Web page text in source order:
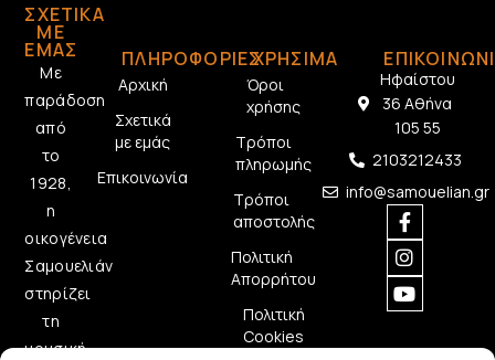
ΣΧΕΤΙΚΆ
ΜΕ
ΕΜΆΣ
Με
παράδοση
από
το
1928,
η
οικογένεια
Σαμουελιάν
στηρίζει
τη
μουσική
ΠΛΗΡΟΦΟΡΙΕΣ
Αρχική
Σχετικά
με εμάς
Επικοινωνία
ΧΡΗΣΙΜΑ
Όροι
χρήσης
Τρόποι
πληρωμής
Τρόποι
αποστολής
Πολιτική
Απορρήτου
Πολιτική
Cookies
Ηφαίστου
36 Αθήνα
105 55
2103212433
info@samouelian.gr